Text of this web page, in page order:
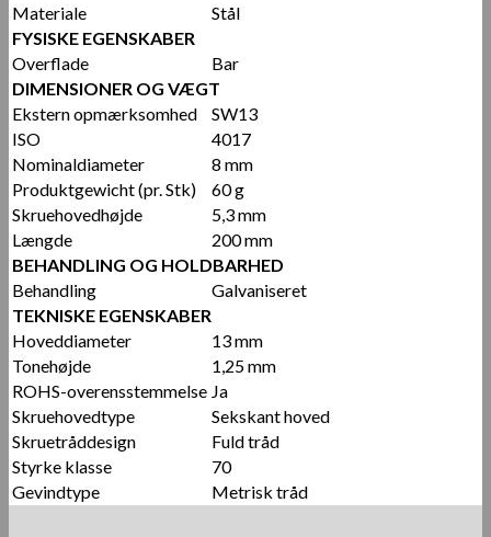
Materiale
Stål
FYSISKE EGENSKABER
Overflade
Bar
DIMENSIONER OG VÆGT
Ekstern opmærksomhed
SW13
ISO
4017
Nominaldiameter
8 mm
Produktgewicht (pr. Stk)
60 g
Skruehovedhøjde
5,3 mm
Længde
200 mm
BEHANDLING OG HOLDBARHED
Behandling
Galvaniseret
TEKNISKE EGENSKABER
Hoveddiameter
13 mm
Tonehøjde
1,25 mm
ROHS-overensstemmelse Ja
Skruehovedtype
Sekskant hoved
Skruetråddesign
Fuld tråd
Styrke klasse
70
Gevindtype
Metrisk tråd